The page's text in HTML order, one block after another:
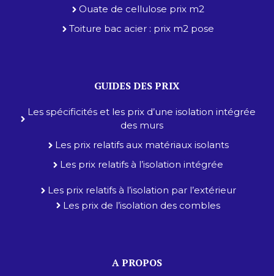
Ouate de cellulose prix m2
Toiture bac acier : prix m2 pose
GUIDES DES PRIX
Les spécificités et les prix d’une isolation intégrée
des murs
Les prix relatifs aux matériaux isolants
Les prix relatifs à l’isolation intégrée
Les prix relatifs à l’isolation par l’extérieur
Les prix de l’isolation des combles
A PROPOS